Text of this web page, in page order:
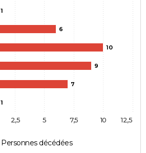
1
6
10
9
7
1
Personnes décédées
10
2,5 5 7,5 12,5